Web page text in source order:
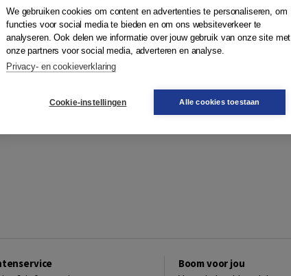
Boom voor jou
We gebruiken cookies om content en advertenties te personaliseren, om
functies voor social media te bieden en om ons websiteverkeer te
analyseren. Ook delen we informatie over jouw gebruik van onze site met
onze partners voor social media, adverteren en analyse.
Privacy- en cookieverklaring
Cookie-instellingen Alle cookies toestaan